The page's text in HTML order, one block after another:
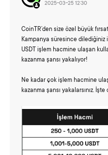
2025-03-25 12:30
CoinTR’den size özel büyük
Kampanya süresince
USDT işlem hacmine ulaşan
kazanma şansı yakalıyor!
Ne kadar çok işlem hacmine
kazanma şansı yakalarsınız.